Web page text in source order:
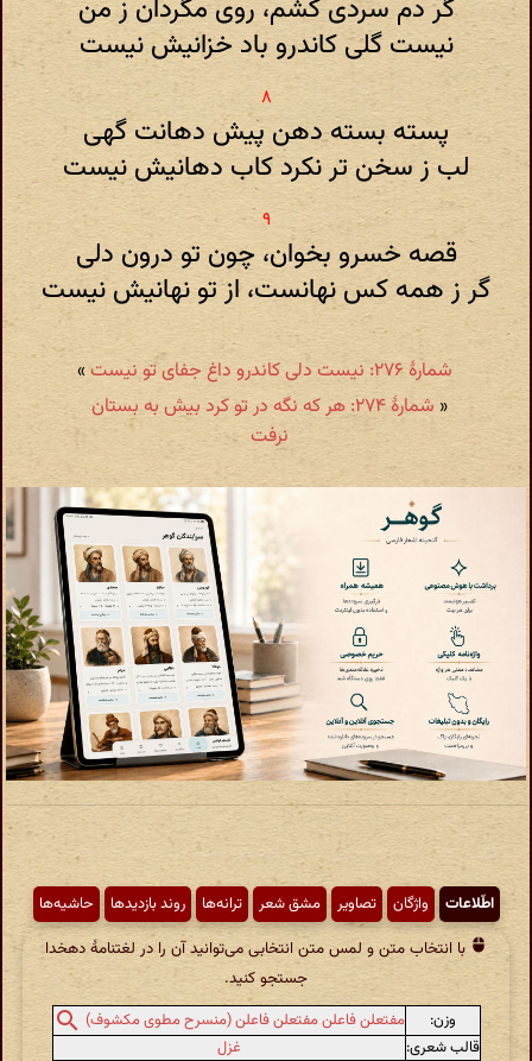
گر دم سردی کشم، روی مگردان ز من
نیست گلی کاندرو باد خزانیش نیست
پسته بسته دهن پیش دهانت گهی
لب ز سخن تر نکرد کاب دهانیش نیست
قصه خسرو بخوان، چون تو درون دلی
گر ز همه کس نهانست، از تو نهانیش نیست
شمارهٔ ۲۷۶: نیست دلی کاندرو داغ جفای تو نیست
»
«
شمارهٔ ۲۷۴: هر که نگه در تو کرد بیش به بستان
نرفت
اطّلاعات واژگان تصاویر مشق شعر ترانه‌ها روند بازدیدها حاشیه‌ها
با انتخاب متن و لمس متن انتخابی می‌توانید آن را در لغتنامهٔ دهخدا
جستجو کنید.
وزن:
مفتعلن فاعلن مفتعلن فاعلن (منسرح مطوی مکشوف)
قالب شعری:
غزل